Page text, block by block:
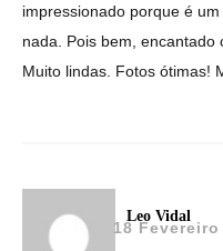
impressionado porque é
nada. Pois bem, encantado
Muito lindas. Fotos ótimas!
Leo Vidal
18